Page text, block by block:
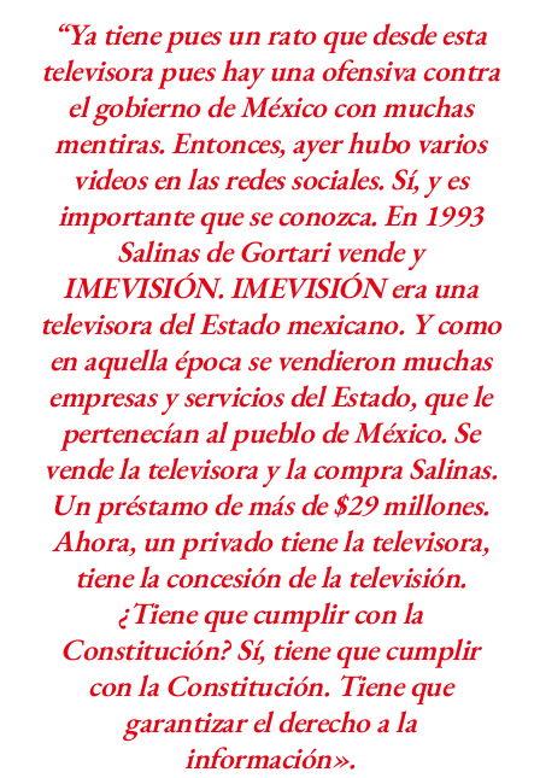
“Ya tiene pues un rato que desde esta
televisora pues hay una ofensiva contra
el gobierno de México con muchas
mentiras. Entonces, ayer hubo varios
videos en las redes sociales. Sí, y es
importante que se conozca. En 1993
Salinas de Gortari vende y
IMEVISIÓN. IMEVISIÓN era una
televisora del Estado mexicano. Y como
en aquella época se vendieron muchas
empresas y servicios del Estado, que le
pertenecían al pueblo de México. Se
vende la televisora y la compra Salinas.
Un préstamo de más de $29 millones.
Ahora, un privado tiene la televisora,
tiene la concesión de la televisión.
¿Tiene que cumplir con la
Constitución? Sí, tiene que cumplir
con la Constitución. Tiene que
garantizar el derecho a la
información».